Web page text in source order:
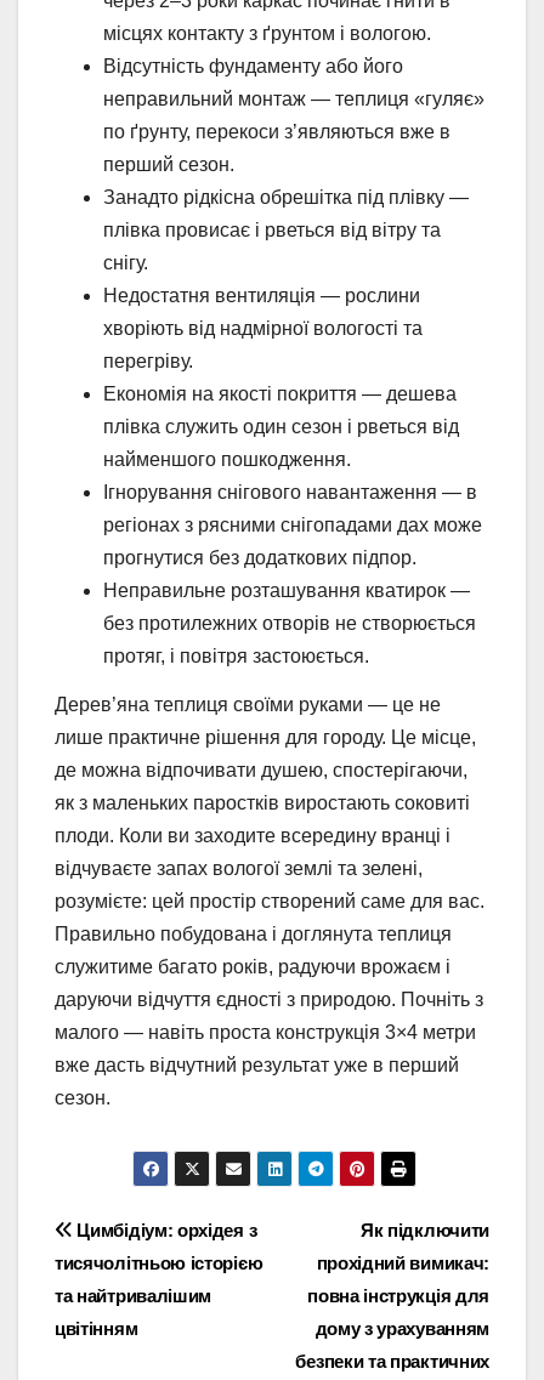
місцях контакту з ґрунтом і вологою.
Відсутність фундаменту або його
неправильний монтаж — теплиця «гуляє»
по ґрунту, перекоси з’являються вже в
перший сезон.
Занадто рідкісна обрешітка під плівку —
плівка провисає і рветься від вітру та
снігу.
Недостатня вентиляція — рослини
хворіють від надмірної вологості та
перегріву.
Економія на якості покриття — дешева
плівка служить один сезон і рветься від
найменшого пошкодження.
Ігнорування снігового навантаження — в
регіонах з рясними снігопадами дах може
прогнутися без додаткових підпор.
Неправильне розташування кватирок —
без протилежних отворів не створюється
протяг, і повітря застоюється.
Дерев’яна теплиця своїми руками — це не
лише практичне рішення для городу. Це місце,
де можна відпочивати душею, спостерігаючи,
як з маленьких паростків виростають соковиті
плоди. Коли ви заходите всередину вранці і
відчуваєте запах вологої землі та зелені,
розумієте: цей простір створений саме для вас.
Правильно побудована і доглянута теплиця
служитиме багато років, радуючи врожаєм і
даруючи відчуття єдності з природою. Почніть з
малого — навіть проста конструкція 3×4 метри
вже дасть відчутний результат уже в перший
сезон.
Навігація
записів
Як підключити
прохідний вимикач:
повна інструкція для
дому з урахуванням
безпеки та практичних
Цимбідіум: орхідея з
тисячолітньою історією
та найтривалішим
цвітінням